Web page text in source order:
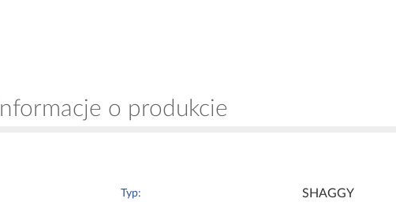
Informacje o produkcie
Typ: SHAGGY